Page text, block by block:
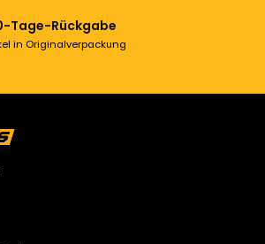
Tage-Rückgabe
in Originalverpackung